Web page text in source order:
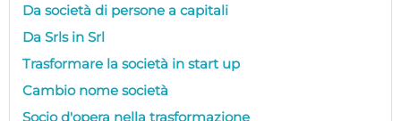
Da società di persone a capitali
Da Srls in Srl
Trasformare la società in start up
Cambio nome società
Socio d'opera nella trasformazione